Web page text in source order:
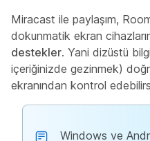
Miracast ile paylaşım,
dokunmatik ekran
destekler. Yani dizüstü
içeriğinizde gezinmek)
ekranından kontrol
Windows ve